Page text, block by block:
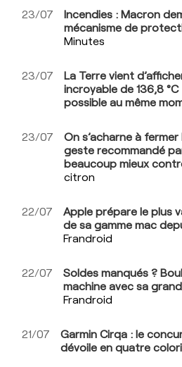
23/07
Incendies : Macron
mécanisme de
Minutes
23/07
La Terre vient
incroyable de 136,8
possible au même
23/07
On s’acharne à
geste recommandé
beaucoup mieux
citron
22/07
Apple prépare le plus
de sa gamme mac
Frandroid
22/07
Soldes manqués ?
machine avec sa
Frandroid
21/07
Garmin Cirqa : le
dévoile en quatre